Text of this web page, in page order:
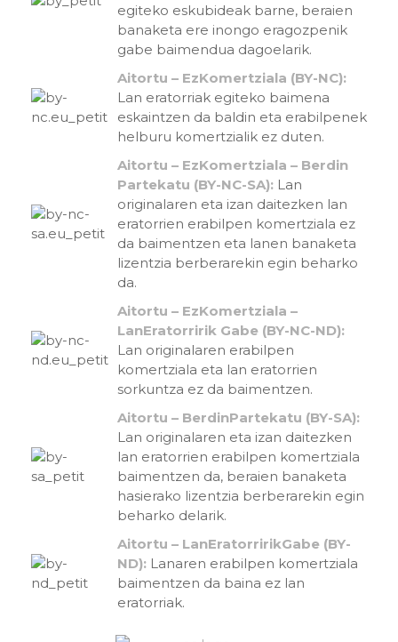
egiteko eskubideak barne, beraien
banaketa ere inongo eragozpenik
gabe baimendua dagoelarik.
Aitortu – EzKomertziala (BY-NC):
Lan eratorriak egiteko baimena
eskaintzen da baldin eta erabilpenek
helburu komertzialik ez duten.
Aitortu – EzKomertziala – Berdin
Partekatu (BY-NC-SA): Lan
originalaren eta izan daitezken lan
eratorrien erabilpen komertziala ez
da baimentzen eta lanen banaketa
lizentzia berberarekin egin beharko
da.
Aitortu – EzKomertziala –
LanEratorririk Gabe (BY-NC-ND):
Lan originalaren erabilpen
komertziala eta lan eratorrien
sorkuntza ez da baimentzen.
Aitortu – BerdinPartekatu (BY-SA):
Lan originalaren eta izan daitezken
lan eratorrien erabilpen komertziala
baimentzen da, beraien banaketa
hasierako lizentzia berberarekin egin
beharko delarik.
Aitortu – LanEratorririkGabe (BY-
ND): Lanaren erabilpen komertziala
baimentzen da baina ez lan
eratorriak.